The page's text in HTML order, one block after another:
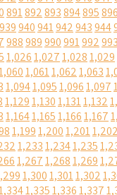
891892893894895896
939940941942943944
988989990991992993
1,0261,0271,0281,029
1,0611,0621,063
1,0941,0951,0961,097
1,1291,1301,1311,132
1,1641,1651,1661,167
1,1991,2001,2011,202
1,2331,2341,235
1,2671,2681,269
1,3001,3011,302
1,3351,3361,337